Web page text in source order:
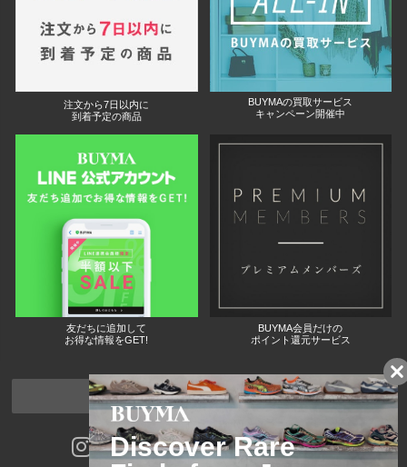
注文から7日以内に
到着予定の商品
BUYMAの買取サービス
キャンペーン開催中
友だちに追加して
お得な情報をGET!
BUYMA会員だけの
ポイント還元サービス
ページトップへ